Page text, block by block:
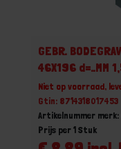
GEBR.
46X196 d=..MM
Niet op voorraad,
Gtin: 8714318017453
Artikelnummer merk:
Prijs per 1 Stuk